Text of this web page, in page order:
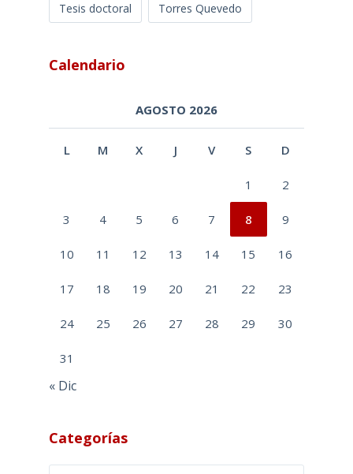
Tesis doctoral Torres Quevedo
Calendario
AGOSTO 2026
L M X J V S D
1 2
3 4 5 6 7 8 9
10 11 12 13 14 15 16
17 18 19 20 21 22 23
24 25 26 27 28 29 30
31
« Dic
Categorías